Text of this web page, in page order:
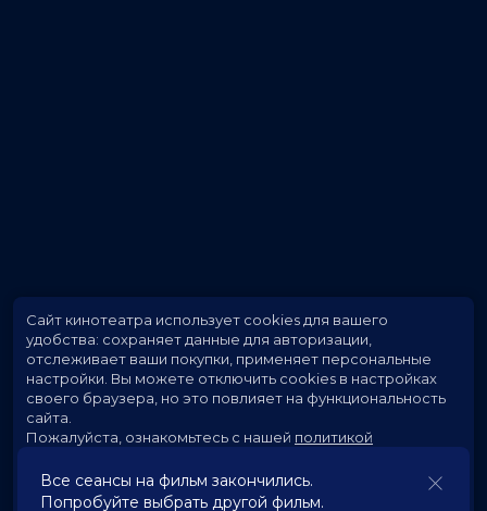
Все сеансы на фильм закончились.
Попробуйте выбрать другой фильм.
Сайт кинотеатра использует cookies для вашего
удобства: сохраняет данные для авторизации,
отслеживает ваши покупки, применяет персональные
настройки. Вы можете отключить cookies в настройках
своего браузера, но это повлияет на функциональность
сайта.
Пожалуйста, ознакомьтесь с нашей политикой
Принять